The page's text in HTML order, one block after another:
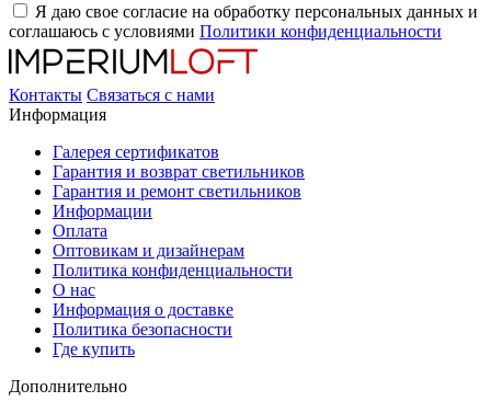
Я даю свое согласие на обработку персональных данных и
соглашаюсь с условиями Политики конфиденциальности
Контакты Связаться с нами
Информация
Галерея сертификатов
Гарантия и возврат светильников
Гарантия и ремонт светильников
Информации
Оплата
Оптовикам и дизайнерам
Политика конфиденциальности
О нас
Информация о доставке
Политика безопасности
Где купить
Дополнительно